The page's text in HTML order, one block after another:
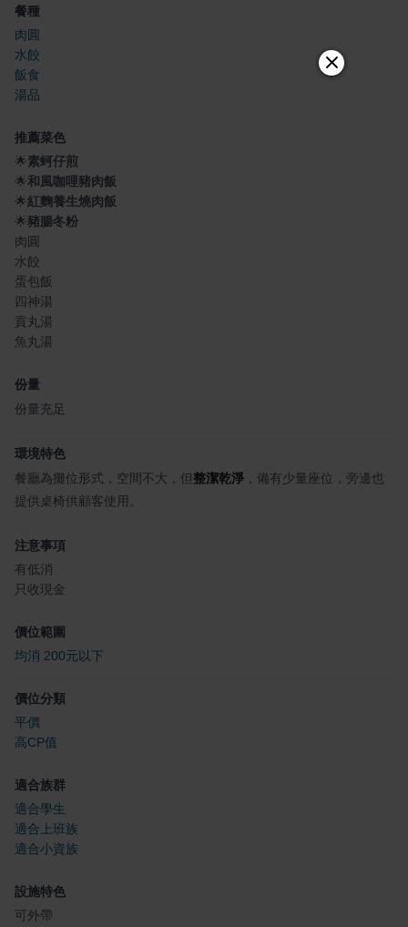
餐種
肉圓
水餃
飯食
湯品
推薦菜色
🌟素蚵仔煎
🌟和風咖哩豬肉飯
🌟紅麴養生燒肉飯
🌟豬腸冬粉
肉圓
水餃
蛋包飯
四神湯
貢丸湯
魚丸湯
份量
份量充足
環境特色
餐廳為攤位形式，空間不大，但整潔乾淨 ，備有少量座位，旁邊也
提供桌椅供顧客使用。
注意事項
有低消
只收現金
價位範圍
均消 200元以下
價位分類
平價
高CP值
適合族群
適合學生
適合上班族
適合小資族
設施特色
可外帶